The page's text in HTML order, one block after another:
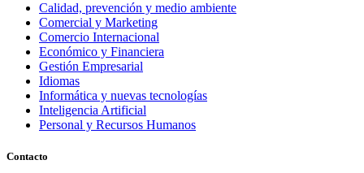
Calidad, prevención y medio ambiente
Comercial y Marketing
Comercio Internacional
Económico y Financiera
Gestión Empresarial
Idiomas
Informática y nuevas tecnologías
Inteligencia Artificial
Personal y Recursos Humanos
Contacto